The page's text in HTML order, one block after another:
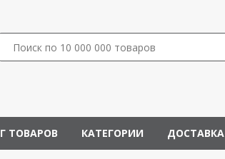
ТОВАРОВ КАТЕГОРИИ ДОСТАВКА